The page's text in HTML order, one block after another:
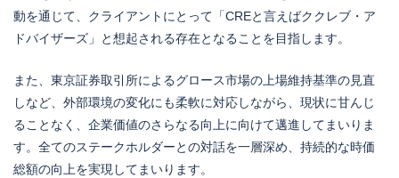
動を通じて、クライアントにとって「CREと言えばククレブ・ア
ドバイザーズ」と想起される存在となることを目指します。
また、東京証券取引所によるグロース市場の上場維持基準の見直
しなど、外部環境の変化にも柔軟に対応しながら、現状に甘んじ
ることなく、企業価値のさらなる向上に向けて邁進してまいりま
す。全てのステークホルダーとの対話を一層深め、持続的な時価
総額の向上を実現してまいります。